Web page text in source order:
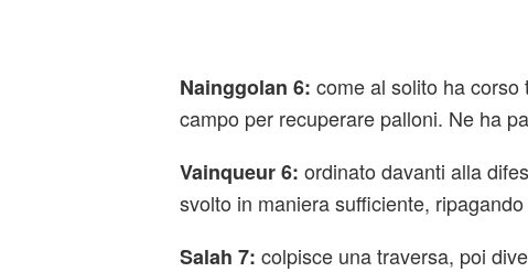
Nainggolan 6: come al solito ha corso
campo per recuperare palloni. Ne ha
Vainqueur 6: ordinato davanti alla
svolto in maniera sufficiente,
Salah 7: colpisce una traversa, poi